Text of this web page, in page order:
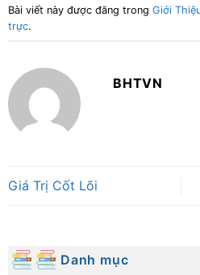
Bài viết này được đăng trong Giới
trực.
BHTVN
Giá Trị Cốt Lõi
Danh mục